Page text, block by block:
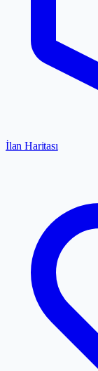
İlan Haritası